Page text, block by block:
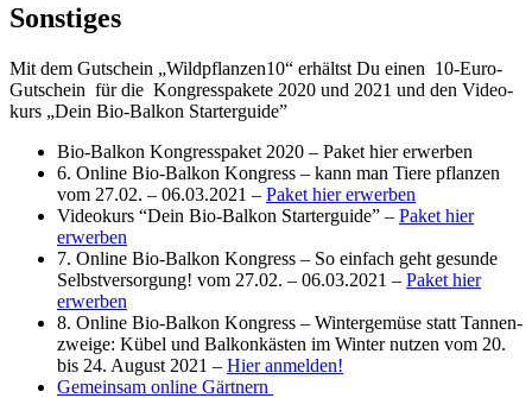
Sonstiges
Mit dem Gut­schein „Wildpflanzen10“ erhältst Du einen 10-Euro-
Gut­schein für die Kon­gress­pa­ke­te 2020 und 2021 und den Video­
kurs „Dein Bio-Bal­kon Starterguide”
Bio-Bal­kon Kon­gress­pa­ket 2020 – Paket hier erwerben
6. Online Bio-Bal­kon Kon­gress – kann man Tie­re pflan­zen
vom 27.02. – 06.03.2021 – Paket hier erwerben
Video­kurs “Dein Bio-Bal­kon Star­t­er­gui­de” – Paket hier
erwerben
7. Online Bio-Bal­kon Kon­gress – So ein­fach geht gesun­de
Selbst­ver­sor­gung! vom 27.02. – 06.03.2021 – Paket hier
erwerben
8. Online Bio-Bal­kon Kon­gress – Win­ter­ge­mü­se statt Tan­nen­
zwei­ge: Kübel und Bal­kon­käs­ten im Win­ter nut­zen vom 20.
bis 24. August 2021 – Hier anmel­den!
Gemein­sam online Gärtnern